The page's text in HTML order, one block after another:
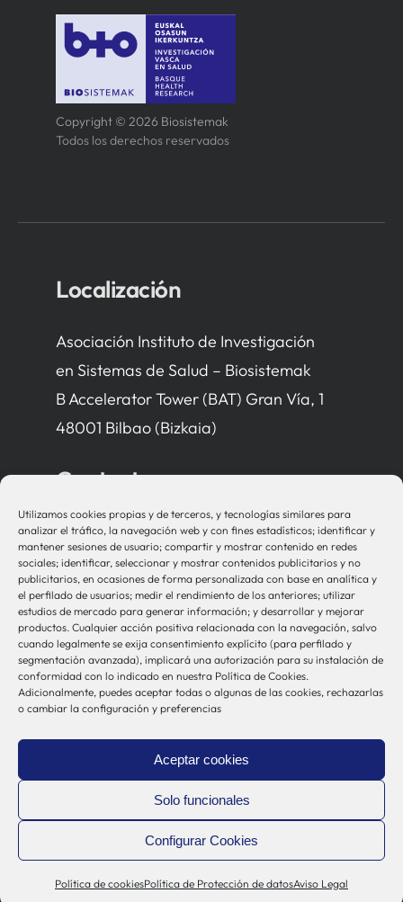
Utilizamos cookies propias y de terceros, y tecnologías similares para
analizar el tráfico, la navegación web y con fines estadísticos; identificar y
mantener sesiones de usuario; compartir y mostrar contenido en redes
sociales; identificar, seleccionar y mostrar contenidos publicitarios y no
publicitarios, en ocasiones de forma personalizada con base en analítica y
el perfilado de usuarios; medir el rendimiento de los anteriores; utilizar
estudios de mercado para generar información; y desarrollar y mejorar
productos. Cualquier acción positiva relacionada con la navegación, salvo
cuando legalmente se exija consentimiento explícito (para perfilado y
segmentación avanzada), implicará una autorización para su instalación de
conformidad con lo indicado en nuestra Política de Cookies.
Adicionalmente, puedes aceptar todas o algunas de las cookies, rechazarlas
o cambiar la configuración y preferencias
Aceptar cookies
Solo funcionales
Configurar Cookies
Política de cookiesPolítica de Protección de datosAviso Legal
Copyright © 2026 Biosistemak
Todos los derechos reservados
Localización
Asociación Instituto de Investigación
en Sistemas de Salud – Biosistemak
B Accelerator Tower (BAT) Gran Vía, 1
48001 Bilbao (Bizkaia)
Contacto
bio-sistemak@bio-sistemak.eus
944 00 77 90
Otros Enlaces
Osakidetza
Política de Privacidad
Política de Cookies